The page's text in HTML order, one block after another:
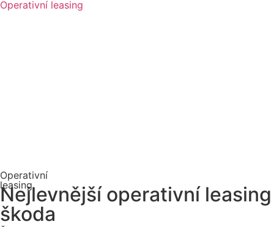
Operativní leasing
Operativní
leasing
Nejlevnější operativní leasing
škoda